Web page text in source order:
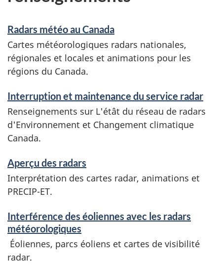
Radars météo au Canada
Cartes météorologiques radars nationales,
régionales et locales et animations pour les
régions du Canada.
Interruption et maintenance du service radar
Renseignements sur L'étât du réseau de radars
d'Environnement et Changement climatique
Canada.
Aperçu des radars
Interprétation des cartes radar, animations et
PRECIP-ET.
Interférence des éoliennes avec les radars
météorologiques
Éoliennes, parcs éoliens et cartes de visibilité
radar.